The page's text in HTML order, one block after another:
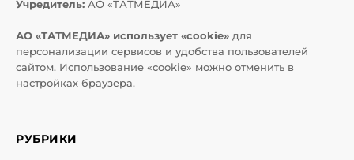
Учредитель: АО «ТАТМЕДИА»
АО «ТАТМЕДИА» использует «cookie» для
персонализации сервисов и удобства пользователей
сайтом. Использование «cookie» можно отменить в
настройках браузера.
РУБРИКИ